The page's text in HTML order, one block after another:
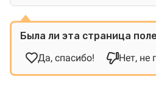
Была ли эта страница
Да, спасибо!
Нет, не